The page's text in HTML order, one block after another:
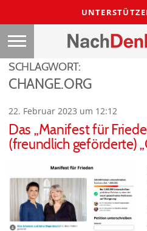
SCHLAGWORT:
CHANGE.ORG
22. Februar 2023 um 12:12
Das „Manifest für
(freundlich geförderte)